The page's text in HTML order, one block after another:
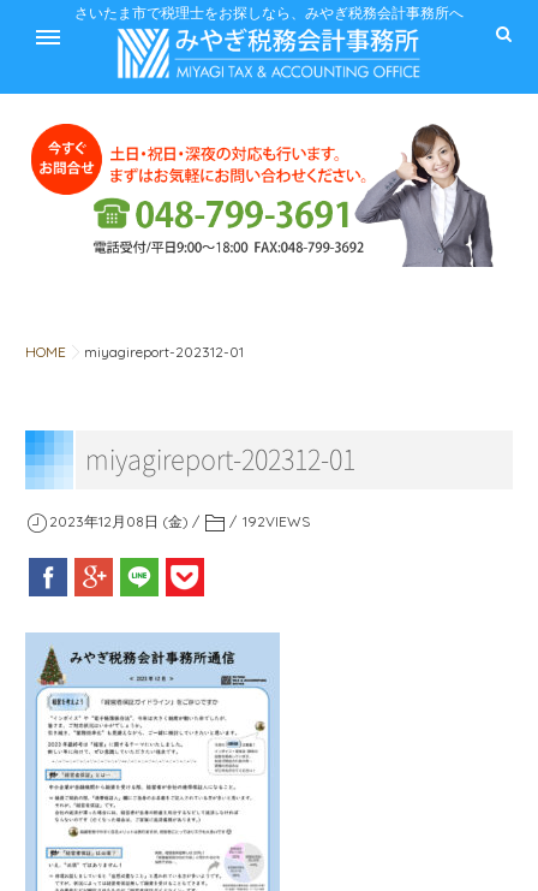
さいたま市で税理士をお探しなら、みやぎ税務会計事務所へ
ホーム
サービス
みやぎ税務会計事務所
HOME miyagireport-202312-01
miyagireport-202312-01
2023年12月08日 (金) 192VIEWS